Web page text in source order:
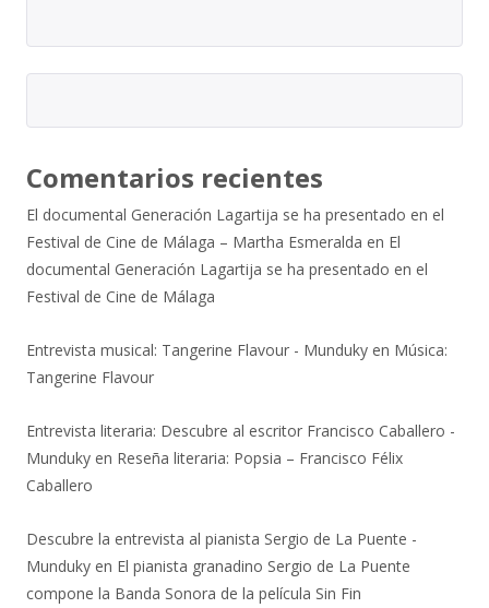
Comentarios recientes
El documental Generación Lagartija se ha presentado en el
Festival de Cine de Málaga – Martha Esmeralda en El
documental Generación Lagartija se ha presentado en el
Festival de Cine de Málaga
Entrevista musical: Tangerine Flavour - Munduky en Música:
Tangerine Flavour
Entrevista literaria: Descubre al escritor Francisco Caballero -
Munduky en Reseña literaria: Popsia – Francisco Félix
Caballero
Descubre la entrevista al pianista Sergio de La Puente -
Munduky en El pianista granadino Sergio de La Puente
compone la Banda Sonora de la película Sin Fin